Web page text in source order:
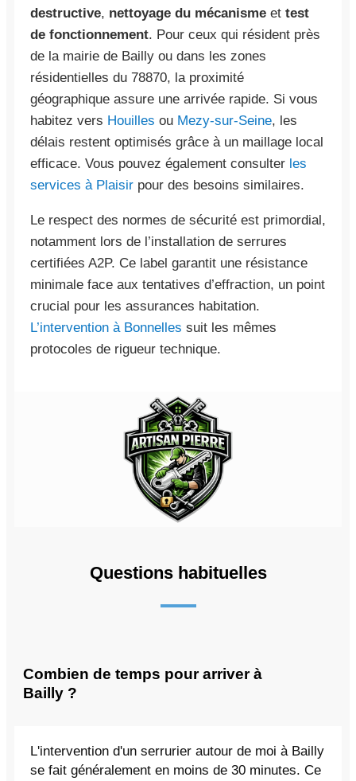
destructive, nettoyage du mécanisme et test
de fonctionnement. Pour ceux qui résident près
de la mairie de Bailly ou dans les zones
résidentielles du 78870, la proximité
géographique assure une arrivée rapide. Si vous
habitez vers Houilles ou Mezy-sur-Seine, les
délais restent optimisés grâce à un maillage local
efficace. Vous pouvez également consulter les
services à Plaisir pour des besoins similaires.
Le respect des normes de sécurité est primordial,
notamment lors de l’installation de serrures
certifiées A2P. Ce label garantit une résistance
minimale face aux tentatives d’effraction, un point
crucial pour les assurances habitation.
L’intervention à Bonnelles suit les mêmes
protocoles de rigueur technique.
Questions habituelles
Combien de temps pour arriver à
Bailly ?
L'intervention d'un serrurier autour de moi à Bailly
se fait généralement en moins de 30 minutes. Ce